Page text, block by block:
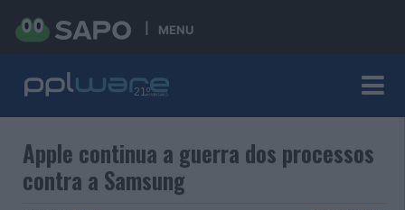
MENU
Apple continua a guerra dos processos
contra a Samsung